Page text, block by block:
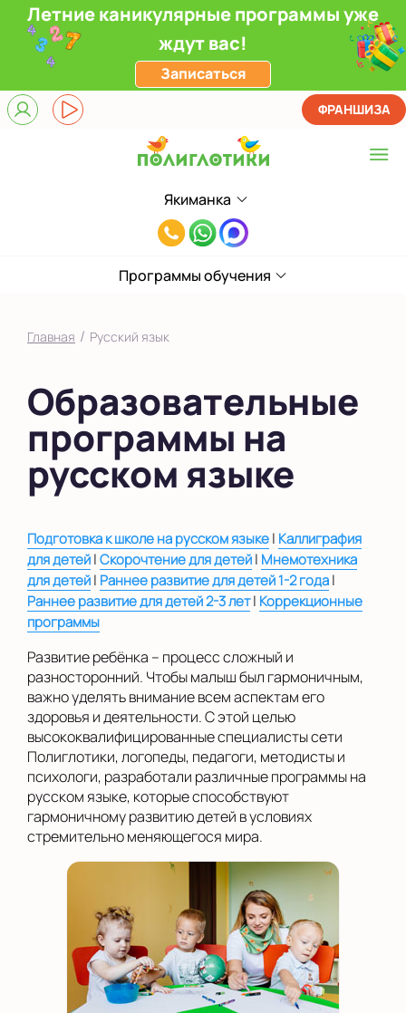
Летние каникулярные программы уже
ждут вас!
Записаться
Якиманка
Выберите центр
Верхние Лихоборы
ЖК Прокшино
Якиманка
в Южном Бутово
во Внуково
на Домодедовской
на Коломенской
в Московской
Показать на карте
Выбрать другой город
8(495)985-
78
ФРАНШИЗА
Программы обучения
Главная / Русский язык
Образовательные
программы на
русском языке
Подготовка к школе на русском языке| Каллиграфия
для детей|Скорочтение для детей| Мнемотехника
для детей| Раннее развитие для детей 1-2 года|
Раннее развитие для детей 2-3 лет| Коррекционные
программы
Развитие ребёнка – процесс сложный и
разносторонний. Чтобы малыш был гармоничным,
важно уделять внимание всем аспектам его
здоровья и деятельности. С этой целью
высококвалифицированные специалисты сети
Полиглотики, логопеды, педагоги, методисты и
психологи, разработали различные программы на
русском языке, которые способствуют
гармоничному развитию детей в условиях
стремительно меняющегося мира.